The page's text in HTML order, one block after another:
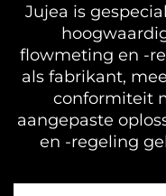
Jujea is
flowmeting en -
als fabrikant,
conformiteit
aangepaste
en -regeling